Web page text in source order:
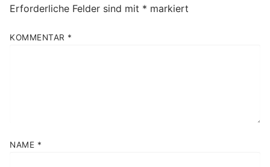
Erforderliche Felder sind mit * markiert
KOMMENTAR *
NAME *